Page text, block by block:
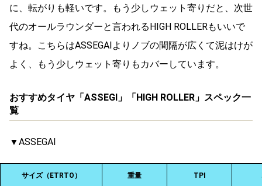
に、転がりも軽いです。もう少しウェット寄りだと、次世
代のオールラウンダーと言われるHIGH ROLLERもいいで
すね。こちらはASSEGAIよりノブの間隔が広くて泥はけが
よく、もう少しウェット寄りもカバーしています。
おすすめタイヤ「ASSEGI」「HIGH ROLLER」スペック一
覧
▼ASSEGAI
サイズ（ETRTO） 重量 TPI